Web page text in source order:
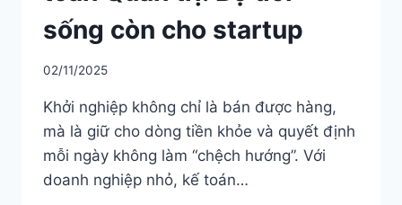
sống còn cho startup
02/11/2025
Khởi nghiệp không chỉ là bán được hàng,
mà là giữ cho dòng tiền khỏe và quyết định
mỗi ngày không làm “chệch hướng”. Với
doanh nghiệp nhỏ, kế toán…